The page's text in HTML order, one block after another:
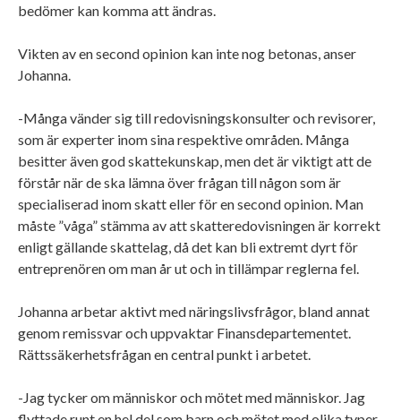
bedömer kan komma att ändras.
Vikten av en second opinion kan inte nog betonas, anser
Johanna.
-Många vänder sig till redovisningskonsulter och revisorer,
som är experter inom sina respektive områden. Många
besitter även god skattekunskap, men det är viktigt att de
förstår när de ska lämna över frågan till någon som är
specialiserad inom skatt eller för en second opinion. Man
måste ”våga” stämma av att skatteredovisningen är korrekt
enligt gällande skattelag, då det kan bli extremt dyrt för
entreprenören om man år ut och in tillämpar reglerna fel.
Johanna arbetar aktivt med näringslivsfrågor, bland annat
genom remissvar och uppvaktar Finansdepartementet.
Rättssäkerhetsfrågan en central punkt i arbetet.
-Jag tycker om människor och mötet med människor. Jag